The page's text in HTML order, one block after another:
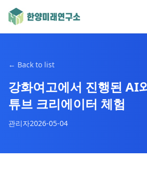
← Back to list
강화여고에서 진행된 AI
튜브 크리에이터 체험
관리자2026-05-04